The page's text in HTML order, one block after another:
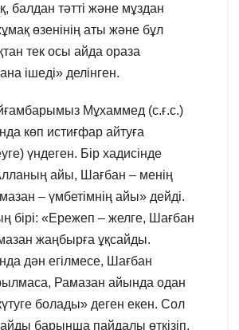
балдан тәтті және мұздан
өзенінің аты және бұл
тек осы айда ораза
ішеді» делінген.
Мұхаммед (с.ғ.с.)
көп истиғфар айтуға
үндеген. Бір хадисінде
айы, Шағбан – менің
– үмбетімнің айы» дейді.
бірі: «Ережеп – желге, Шағбан
жаңбырға ұқсайды.
дән егілмесе, Шағбан
Рамазан айында одан
болады» деген екен. Сол
айды барынша пайдалы өткізіп,